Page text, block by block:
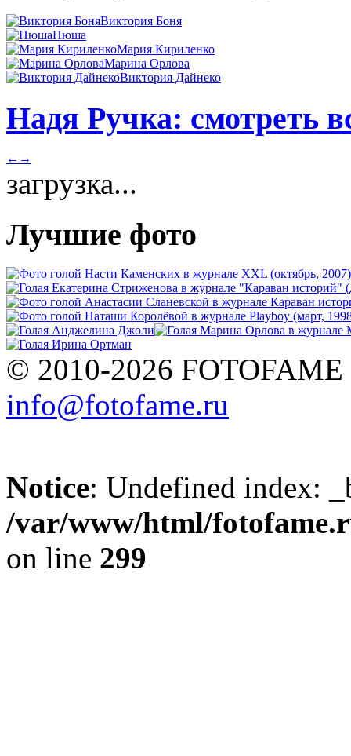
Виктория Боня
Нюша
Мария Кириленко
Марина Орлова
Виктория Дайнеко
Надя Ручка: смотреть
← →
загрузка...
Лучшие фото
© 2010-2026 FOTOFAME
info@fotofame.ru
Notice: Undefined index:
/var/www/html/
on line 299